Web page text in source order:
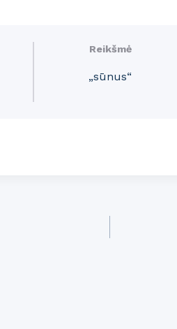
Reikšmė
„sūnus“